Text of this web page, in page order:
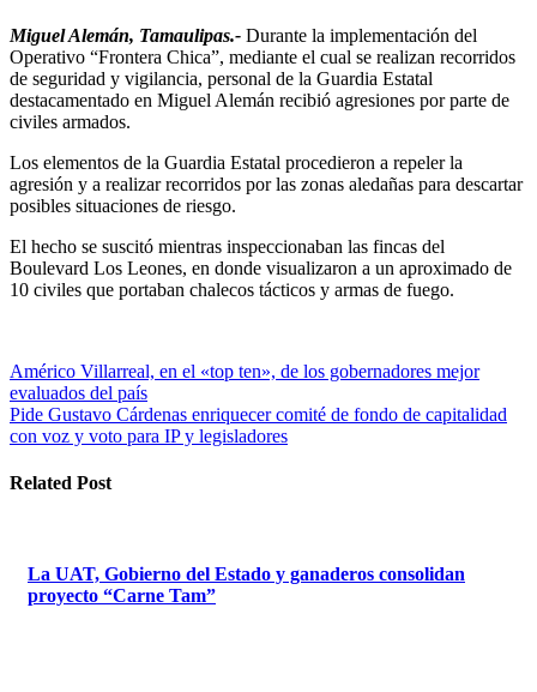
Miguel Alemán, Tamaulipas.- Durante la implementación del
Operativo “Frontera Chica”, mediante el cual se realizan recorridos
de seguridad y vigilancia, personal de la Guardia Estatal
destacamentado en Miguel Alemán recibió agresiones por parte de
civiles armados.
Los elementos de la Guardia Estatal procedieron a repeler la
agresión y a realizar recorridos por las zonas aledañas para descartar
posibles situaciones de riesgo.
El hecho se suscitó mientras inspeccionaban las fincas del
Boulevard Los Leones, en donde visualizaron a un aproximado de
10 civiles que portaban chalecos tácticos y armas de fuego.
Navegación
de
entradas
Américo Villarreal, en el «top ten», de los gobernadores mejor
evaluados del país
Pide Gustavo Cárdenas enriquecer comité de fondo de capitalidad
con voz y voto para IP y legisladores
Related Post
La UAT, Gobierno del Estado y ganaderos consolidan
proyecto “Carne Tam”